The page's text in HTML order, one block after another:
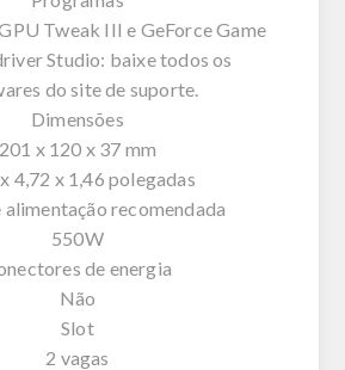
Tweak III e GeForce Game
Studio: baixe todos os
do site de suporte.
Dimensões
201 x 120 x 37 mm
4,72 x 1,46 polegadas
alimentação recomendada
550W
de energia
Não
Slot
2 vagas